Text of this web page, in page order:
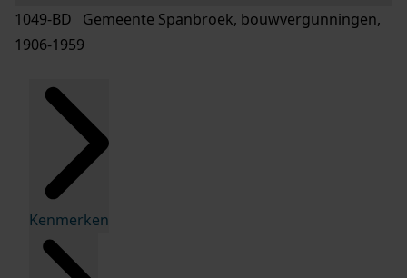
1049-BD Gemeente Spanbroek, bouwvergunningen,
1906-1959
Kenmerken